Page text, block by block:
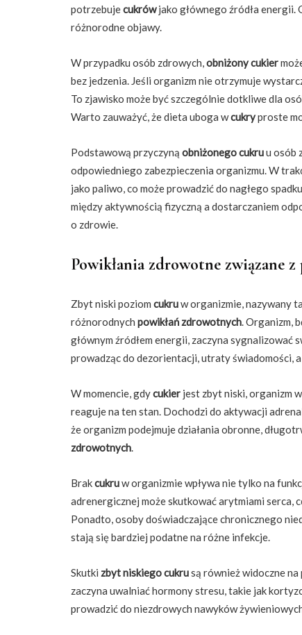
potrzebujecukrówjako głównego źródła energii.
różnorodne objawy.
W przypadku osób zdrowych,obniżony cukier
bez jedzenia. Jeśli organizm nie otrzymuje
To zjawisko może być szczególnie dotkliwe dla
Warto zauważyć, że dieta uboga wcukryproste
Podstawową przyczyną obniżonego cukruu osób
odpowiedniego zabezpieczenia organizmu. W
jako paliwo, co może prowadzić do nagłego
między aktywnością fizyczną a dostarczaniem
o zdrowie.
Powikłania zdrowotne związane
Zbyt niski poziom cukruw organizmie, nazywany
różnorodnych powikłań zdrowotnych. Organizm,
głównym źródłem energii, zaczyna sygnalizować
prowadząc do dezorientacji, utraty świadomości,
W momencie, gdycukier jest zbyt niski, organizm
reaguje na ten stan. Dochodzi do aktywacji
że organizm podejmuje działania obronne,
zdrowotnych.
Brakcukruw organizmie wpływa nie tylko na
adrenergicznej może skutkować arytmiami serca,
Ponadto, osoby doświadczające chronicznego
stają się bardziej podatne na różne infekcje.
Skutki zbyt niskiego cukrusą również widoczne
zaczyna uwalniać hormony stresu, takie jak
prowadzić do niezdrowych nawyków